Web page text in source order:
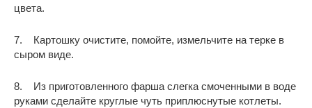
цвета.
7. Картошку очистите, помойте, измельчите на терке в
сыром виде.
8. Из приготовленного фарша слегка смоченными в воде
руками сделайте круглые чуть приплюснутые котлеты.